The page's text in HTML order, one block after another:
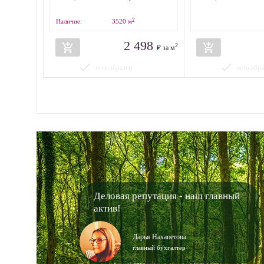
Наличие: 3520 м2
add_shopping_cart 2 498₽ за м2 add_shopping_cart
Деловая репутация - наш главный
актив!
Дарья Нахапетова
главный бухгалтер